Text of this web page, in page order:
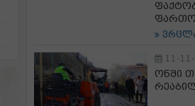
11-
ონში